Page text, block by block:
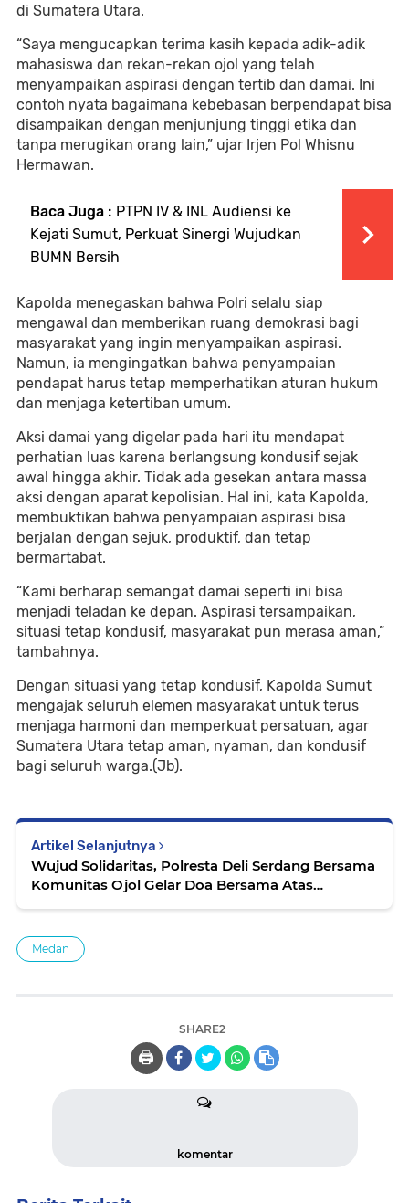
di Sumatera Utara.
“Saya mengucapkan terima kasih kepada adik-adik
mahasiswa dan rekan-rekan ojol yang telah
menyampaikan aspirasi dengan tertib dan damai. Ini
contoh nyata bagaimana kebebasan berpendapat bisa
disampaikan dengan menjunjung tinggi etika dan
tanpa merugikan orang lain,” ujar Irjen Pol Whisnu
Hermawan.
Baca Juga : PTPN IV & INL Audiensi ke
Kejati Sumut, Perkuat Sinergi Wujudkan
BUMN Bersih
Kapolda menegaskan bahwa Polri selalu siap
mengawal dan memberikan ruang demokrasi bagi
masyarakat yang ingin menyampaikan aspirasi.
Namun, ia mengingatkan bahwa penyampaian
pendapat harus tetap memperhatikan aturan hukum
dan menjaga ketertiban umum.
Aksi damai yang digelar pada hari itu mendapat
perhatian luas karena berlangsung kondusif sejak
awal hingga akhir. Tidak ada gesekan antara massa
aksi dengan aparat kepolisian. Hal ini, kata Kapolda,
membuktikan bahwa penyampaian aspirasi bisa
berjalan dengan sejuk, produktif, dan tetap
bermartabat.
“Kami berharap semangat damai seperti ini bisa
menjadi teladan ke depan. Aspirasi tersampaikan,
situasi tetap kondusif, masyarakat pun merasa aman,”
tambahnya.
Dengan situasi yang tetap kondusif, Kapolda Sumut
mengajak seluruh elemen masyarakat untuk terus
menjaga harmoni dan memperkuat persatuan, agar
Sumatera Utara tetap aman, nyaman, dan kondusif
bagi seluruh warga.(Jb).
Artikel Selanjutnya
Wujud Solidaritas, Polresta Deli Serdang Bersama
Komunitas Ojol Gelar Doa Bersama Atas
Medan
SHARE2
🖨️
komentar